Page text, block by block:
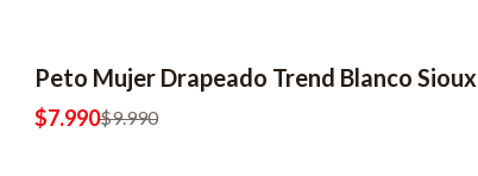
Peto Mujer Drapeado Trend Blanco Sioux
$7.990$9.990